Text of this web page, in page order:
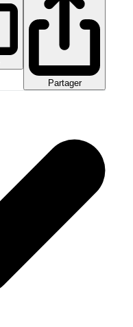
Partager